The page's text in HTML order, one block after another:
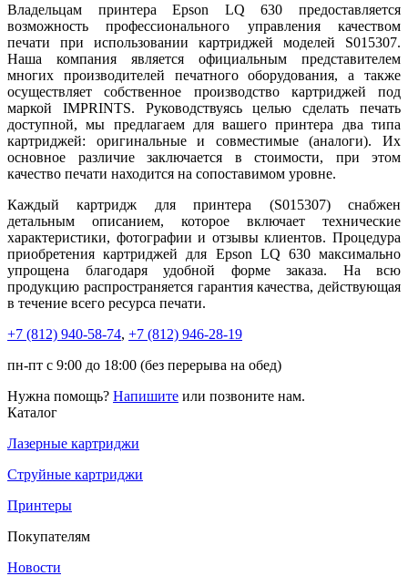
Владельцам принтера Epson LQ 630 предоставляется
возможность профессионального управления качеством
печати при использовании картриджей моделей S015307.
Наша компания является официальным представителем
многих производителей печатного оборудования, а также
осуществляет собственное производство картриджей под
маркой IMPRINTS. Руководствуясь целью сделать печать
доступной, мы предлагаем для вашего принтера два типа
картриджей: оригинальные и совместимые (аналоги). Их
основное различие заключается в стоимости, при этом
качество печати находится на сопоставимом уровне.
Каждый картридж для принтера (S015307) снабжен
детальным описанием, которое включает технические
характеристики, фотографии и отзывы клиентов. Процедура
приобретения картриджей для Epson LQ 630 максимально
упрощена благодаря удобной форме заказа. На всю
продукцию распространяется гарантия качества, действующая
в течение всего ресурса печати.
+7 (812) 940-58-74, +7 (812) 946-28-19
пн-пт с 9:00 до 18:00 (без перерыва на обед)
Нужна помощь? Напишите или позвоните нам.
Каталог
Лазерные картриджи
Струйные картриджи
Принтеры
Покупателям
Новости